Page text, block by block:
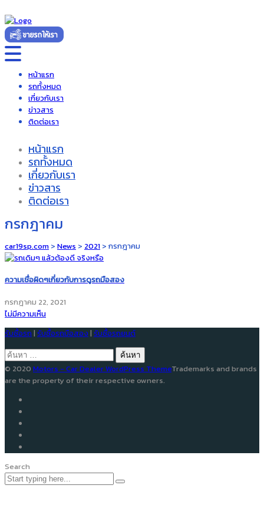
หน้าแรก
รถทั้งหมด
เกี่ยวกับเรา
ข่าวสาร
ติดต่อเรา
หน้าแรก
รถทั้งหมด
เกี่ยวกับเรา
ข่าวสาร
ติดต่อเรา
กรกฎาคม
car19sp.com > News > 2021 > กรกฎาคม
ความเชื่อผิดๆเกี่ยวกับการดูรถมือสอง
กรกฎาคม 22, 2021
ไม่มีความเห็น
รับซื้อรถ | รับซื้อรถมือสอง | รับซื้อรถยนต์
ค้นหา
สำหรับ:
© 2020 Motors - Car Dealer WordPress ThemeTrademarks and brands
are the property of their respective owners.
Search